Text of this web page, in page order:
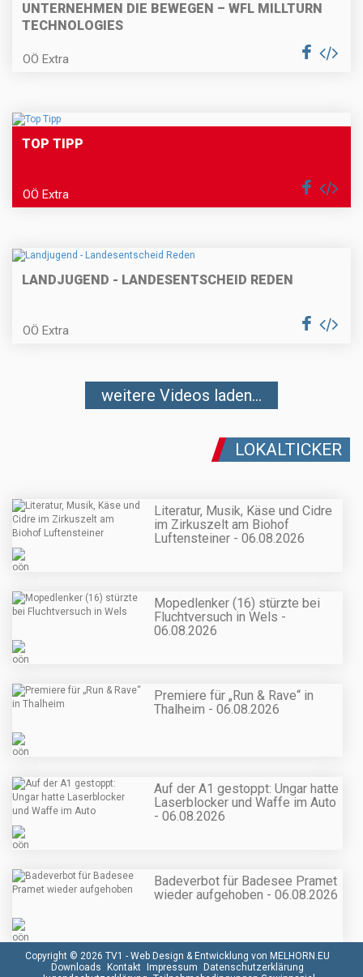
UNTERNEHMEN DIE BEWEGEN – WFL MILLTURN
TECHNOLOGIES
OÖ Extra
TOP TIPP
OÖ Extra
LANDJUGEND - LANDESENTSCHEID REDEN
OÖ Extra
weitere Videos laden...
LOKALTICKER
Literatur, Musik, Käse und Cidre
im Zirkuszelt am Biohof
Luftensteiner - 06.08.2026
Mopedlenker (16) stürzte bei
Fluchtversuch in Wels -
06.08.2026
Premiere für „Run & Rave“ in
Thalheim - 06.08.2026
Auf der A1 gestoppt: Ungar hatte
Laserblocker und Waffe im Auto
- 06.08.2026
Badeverbot für Badesee Pramet
wieder aufgehoben - 06.08.2026
Copyright © 2026 TV1 - Web Design & Entwicklung von MELHORN.EU
Downloads
Kontakt Impressum
Datenschutzerklärung